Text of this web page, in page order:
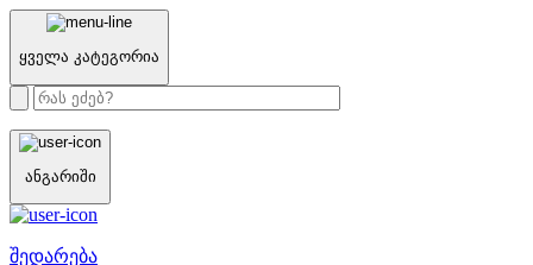
ყველა კატეგორია
ანგარიში
შედარება